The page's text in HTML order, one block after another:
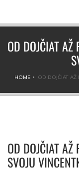
OD DOJČIAT AŽ
HOME OD DOJČIAT AŽ
OD DOJČIAT AŽ
SVOJU